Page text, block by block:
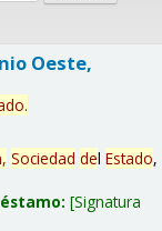
Oeste,
.
Sociedad del Estado,
Signatura